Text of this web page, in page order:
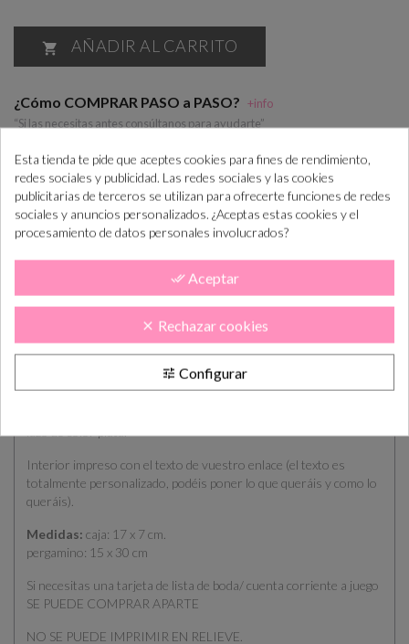
 AÑADIR AL CARRITO
¿Cómo COMPRAR PASO a PASO? +info
“Si las necesitas antes consúltanos para ayudarte”
Realiza el pedido
En máx. 7 días
lab. te enviamos
el diseño
Confirma el
diseño
En máx. 14 días
lab. lo tendás en
casa
CÓMO COMPRAR
PLAZOS DE ENTREGA
OPINIONES
Invitación de boda original pergamino con motivos florales
(corona floral) decorado por los bordes con unas plumas en
relieve. Ideal para boda con estilo campestre y rustico. Detalles
florales en la parte del texto.Elaborada en cartulina gruesa mate
Interior impreso con el texto de vuestro enlace (el texto es
totalmente personalizado, podéis poner lo que queráis y como lo
queráis).
Medidas: caja: 17 x 7 cm.
pergamino: 15 x 30 cm
Si necesitas una tarjeta de lista de boda/ cuenta corriente a juego
SE PUEDE COMPRAR APARTE
NO SE PUEDE IMPRIMIR EN RELIEVE.
Esta tienda te pide que aceptes cookies para fines de rendimiento,
redes sociales y publicidad. Las redes sociales y las cookies
publicitarias de terceros se utilizan para ofrecerte funciones de redes
sociales y anuncios personalizados. ¿Aceptas estas cookies y el
procesamiento de datos personales involucrados?
done_all Aceptar
clear Rechazar cookies
tune Configurar